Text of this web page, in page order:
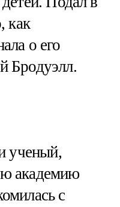
как
о его
Бродуэлл.
ученый,
академию
с